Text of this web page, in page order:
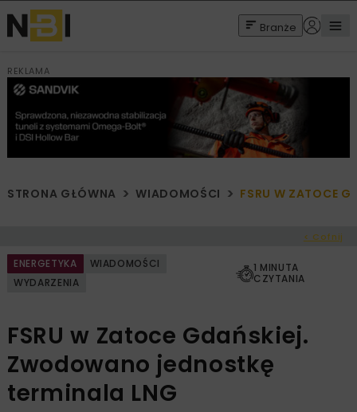
Branże
REKLAMA
STRONA GŁÓWNA WIADOMOŚCI FSRU W ZATOCE
< Cofnij
ENERGETYKA
WIADOMOŚCI
WYDARZENIA
1 MINUTA
CZYTANIA
FSRU w Zatoce Gdańskiej.
Zwodowano jednostkę
terminala LNG